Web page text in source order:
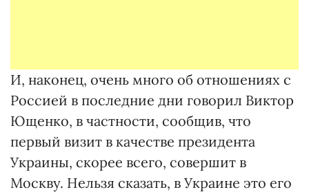
И, наконец, очень много об отношениях с
Россией в последние дни говорил Виктор
Ющенко, в частности, сообщив, что
первый визит в качестве президента
Украины, скорее всего, совершит в
Москву. Нельзя сказать, в Украине это его